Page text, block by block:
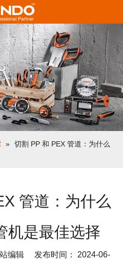
» 切割 PP 和 PEX 管道：为什么
管道：为什么
机是最佳选择
编辑 发布时间： 2024-06-